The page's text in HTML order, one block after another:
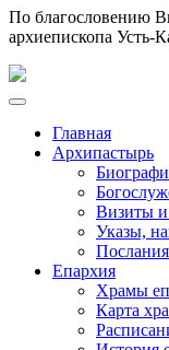
По благословению
архиепископа Усть-
Главная
Архипастырь
Визиты и
Указы,
Послания
Епархия
Храмы
Карта